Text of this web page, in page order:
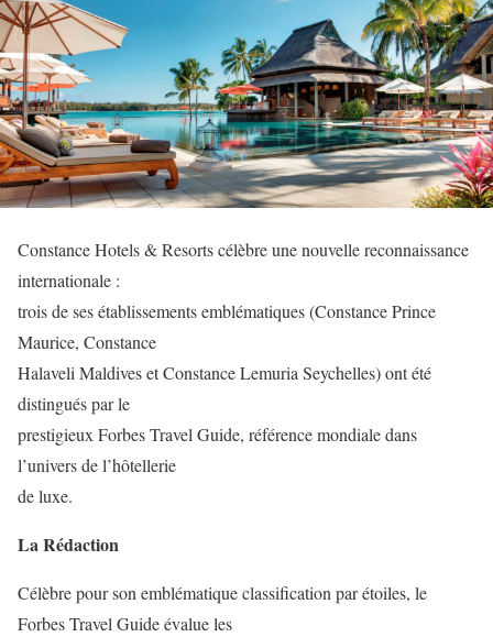
Constance Hotels & Resorts célèbre une nouvelle reconnaissance
internationale :
trois de ses établissements emblématiques (Constance Prince
Maurice, Constance
Halaveli Maldives et Constance Lemuria Seychelles) ont été
distingués par le
prestigieux Forbes Travel Guide, référence mondiale dans
l’univers de l’hôtellerie
de luxe.
La Rédaction
Célèbre pour son emblématique classification par étoiles, le
Forbes Travel Guide évalue les